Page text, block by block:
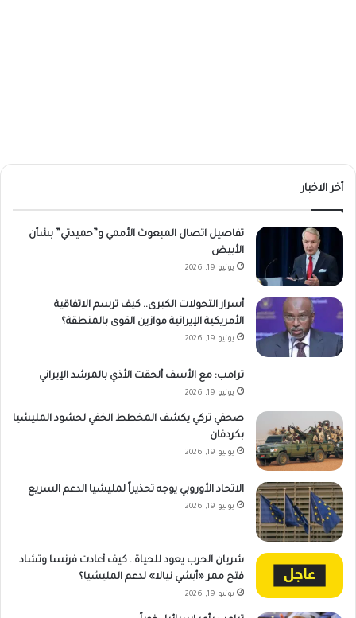
أخر الاخبار
تفاصيل اتصال المبعوث الأممي و”حميدتي” بشأن
الأبيض
يونيو 19, 2026
أسرار التحولات الكبرى.. كيف ترسم الاتفاقية
الأمريكية الإيرانية موازين القوى بالمنطقة؟
يونيو 19, 2026
ترامب: مع الأسف ألحقت الأذي بالمرشد الإيراني
يونيو 19, 2026
صحفي تركي يكشف المخطط الخفي لحشود المليشيا
بكردفان
يونيو 19, 2026
الاتحاد الأوروبي يوجه تحذيراً لمليشيا الدعم السريع
يونيو 19, 2026
شريان الحرب يعود للحياة.. كيف أعادت فرنسا وتشاد
فتح ممر «أبشي نيالا» لدعم المليشيا؟
يونيو 19, 2026